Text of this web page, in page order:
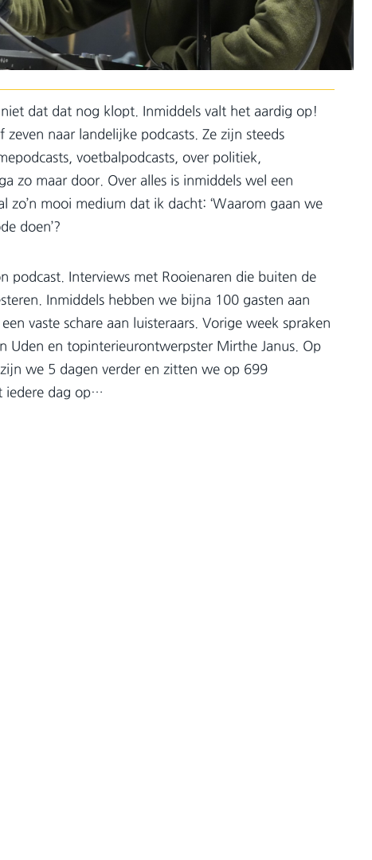
dat dat nog klopt. Inmiddels valt het aardig op!
naar landelijke podcasts. Ze zijn steeds
voetbalpodcasts, over politiek,
zo maar door. Over alles is inmiddels wel een
zo’n mooi medium dat ik dacht: ‘Waarom gaan we
doen’?
podcast. Interviews met Rooienaren die buiten de
Inmiddels hebben we bijna 100 gasten aan
vaste schare aan luisteraars. Vorige week spraken
Uden en topinterieurontwerpster Mirthe Janus. Op
we 5 dagen verder en zitten we op 699
iedere dag op…